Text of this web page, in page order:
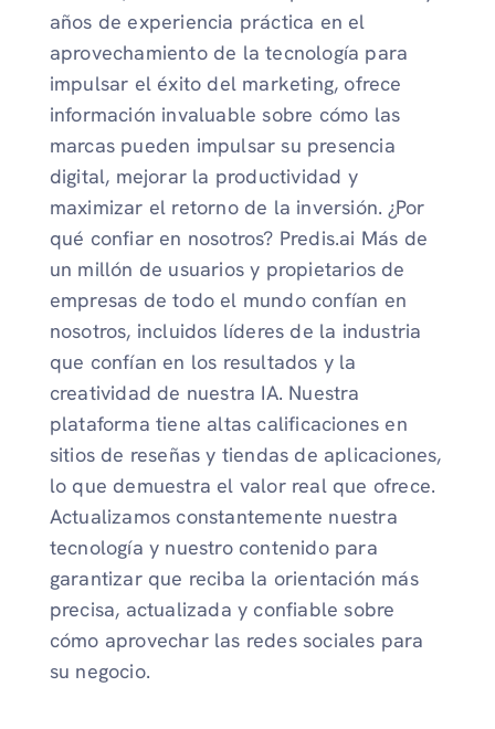
años de experiencia práctica en el
aprovechamiento de la tecnología para
impulsar el éxito del marketing, ofrece
información invaluable sobre cómo las
marcas pueden impulsar su presencia
digital, mejorar la productividad y
maximizar el retorno de la inversión. ¿Por
qué confiar en nosotros? Predis.ai Más de
un millón de usuarios y propietarios de
empresas de todo el mundo confían en
nosotros, incluidos líderes de la industria
que confían en los resultados y la
creatividad de nuestra IA. Nuestra
plataforma tiene altas calificaciones en
sitios de reseñas y tiendas de aplicaciones,
lo que demuestra el valor real que ofrece.
Actualizamos constantemente nuestra
tecnología y nuestro contenido para
garantizar que reciba la orientación más
precisa, actualizada y confiable sobre
cómo aprovechar las redes sociales para
su negocio.